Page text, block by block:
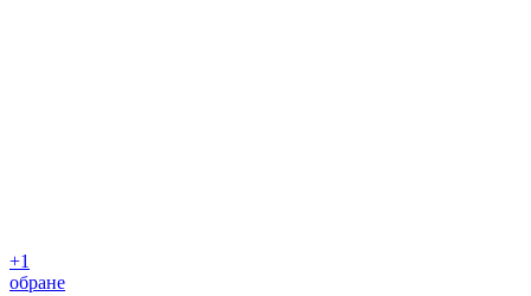
+1
обране